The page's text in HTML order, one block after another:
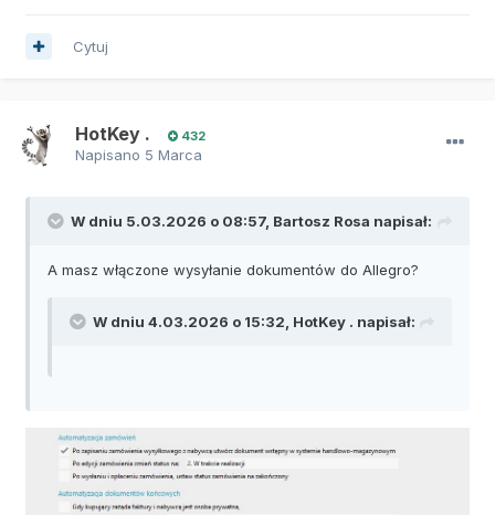
Cytuj
HotKey . 432
Napisano 5 Marca
W dniu 5.03.2026 o 08:57, Bartosz Rosa napisał:
A masz włączone wysyłanie dokumentów do Allegro?
W dniu 4.03.2026 o 15:32, HotKey . napisał: